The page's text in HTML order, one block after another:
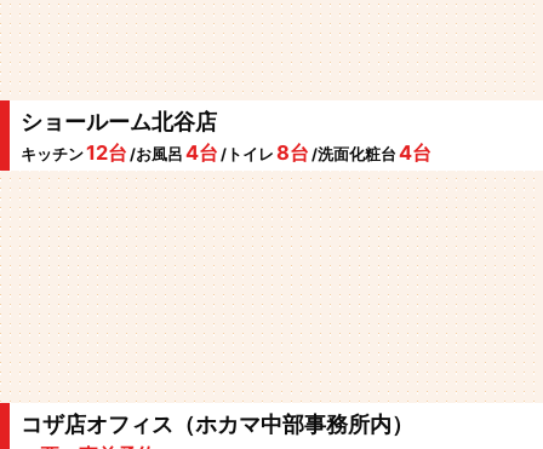
ショールーム北谷店
キッチン12台 /お風呂 4台 /トイレ 8台 /洗面化粧台 4台
コザ店オフィス（ホカマ中部事務所内）